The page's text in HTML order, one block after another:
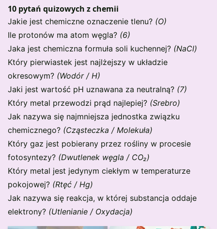
10 pytań quizowych z chemii
Jakie jest chemiczne oznaczenie tlenu? (O)
Ile protonów ma atom węgla? (6)
Jaka jest chemiczna formuła soli kuchennej? (NaCl)
Który pierwiastek jest najlżejszy w układzie
okresowym? (Wodór / H)
Jaki jest wartość pH uznawana za neutralną? (7)
Który metal przewodzi prąd najlepiej? (Srebro)
Jak nazywa się najmniejsza jednostka związku
chemicznego? (Cząsteczka / Molekuła)
Który gaz jest pobierany przez rośliny w procesie
fotosyntezy? (Dwutlenek węgla / CO₂)
Który metal jest jedynym ciekłym w temperaturze
pokojowej? (Rtęć / Hg)
Jak nazywa się reakcja, w której substancja oddaje
elektrony? (Utlenianie / Oxydacja)